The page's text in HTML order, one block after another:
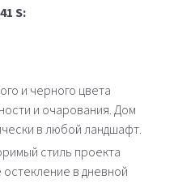
S:
и черного цвета
и очарования. Дом
в любой ландшафт.
стиль проекта
в дневной